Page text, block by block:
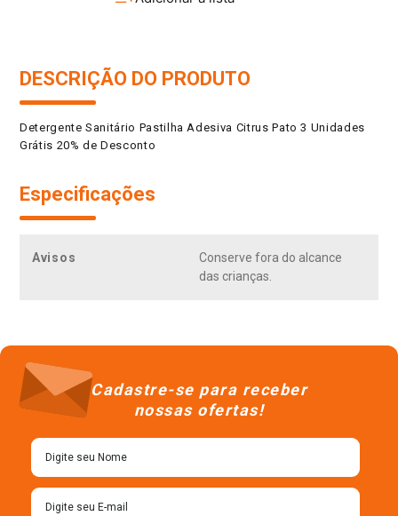
DESCRIÇÃO DO PRODUTO
Detergente Sanitário Pastilha Adesiva Citrus Pato 3 Unidades
Grátis 20% de Desconto
Especificações
Avisos
Conserve fora do alcance
das crianças.
Cadastre-se para receber
nossas ofertas!